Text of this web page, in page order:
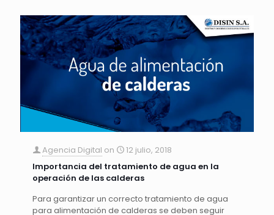
Agencia Digital on
12 julio, 2018
Importancia del tratamiento de agua en la
operación de las calderas
Para garantizar un correcto tratamiento de agua
para alimentación de calderas se deben seguir